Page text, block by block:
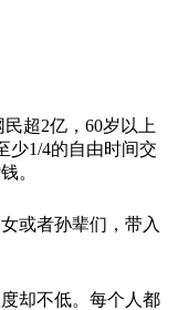
超2亿，60岁以上
少1/4的自由时间交
。
或者孙辈们，带入
却不低。每个人都